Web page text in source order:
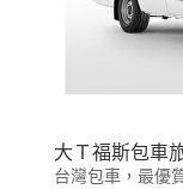
大Ｔ福斯包車
台灣包車，最優